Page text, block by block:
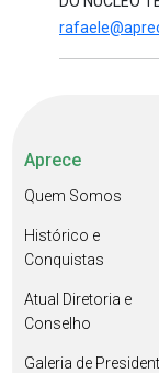
Aprece
Quem Somos
Histórico e
Conquistas
Atual Diretoria e
Conselho
Galeria de